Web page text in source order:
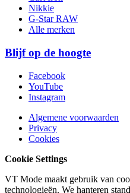
Nikkie
G-Star RAW
Alle merken
Blijf op de hoogte
Facebook
YouTube
Instagram
Algemene voorwaarden
Privacy
Cookies
Cookie Settings
VT Mode maakt gebruik van
technologieën. We hanteren